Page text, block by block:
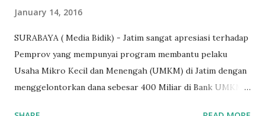
January 14, 2016
SURABAYA ( Media Bidik) - Jatim sangat apresiasi terhadap
Pemprov yang mempunyai program membantu pelaku
Usaha Mikro Kecil dan Menengah (UMKM) di Jatim dengan
menggelontorkan dana sebesar 400 Miliar di Bank UMKM